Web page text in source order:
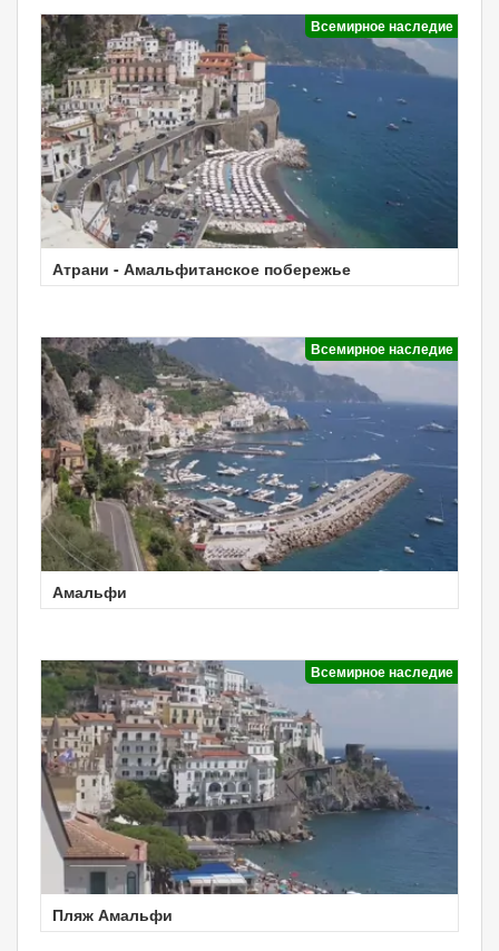
Всемирное наследие
Атрани - Амальфитанское побережье
Всемирное наследие
Амальфи
Всемирное наследие
Пляж Амальфи